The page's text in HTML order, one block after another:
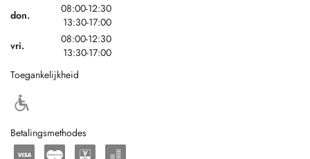
don.
08:00-12:30
13:30-17:00
vri.
08:00-12:30
13:30-17:00
Toegankelijkheid
Betalingsmethodes